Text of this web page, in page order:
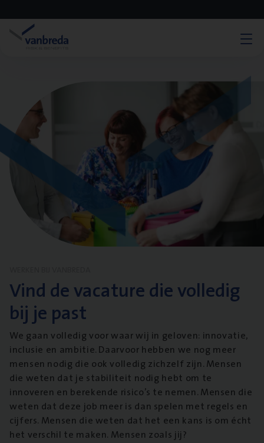
Vind de vacature die volledig
bij je past
We gaan volledig voor waar wij in geloven: innovatie,
inclusie en ambitie. Daarvoor hebben we nog meer
mensen nodig die ook volledig zichzelf zijn. Mensen
die weten dat je stabiliteit nodig hebt om te
innoveren en berekende risico’s te nemen. Mensen die
weten dat deze job meer is dan spelen met regels en
cijfers. Mensen die weten dat het een kans is om écht
het verschil te maken. Mensen zoals jij?